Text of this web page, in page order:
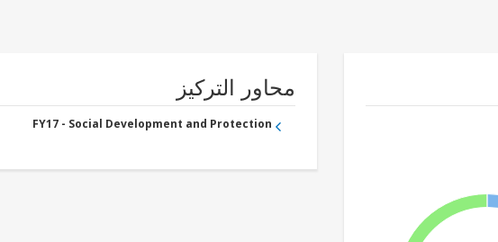
محاور التركيز
FY17 - Social Development and Protection